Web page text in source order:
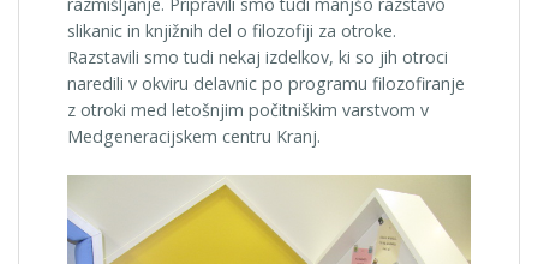
slikanic in knjižnih del o filozofiji za otroke.
Razstavili smo tudi nekaj izdelkov, ki so jih otroci
naredili v okviru delavnic po programu filozofiranje
z otroki med letošnjim počitniškim varstvom v
Medgeneracijskem centru Kranj.